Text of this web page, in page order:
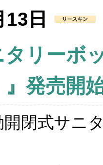
日
タリーボ
』発売開
開閉式サニ